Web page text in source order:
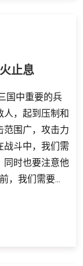
止息
国中重要的兵
，起到压制和
范围广，攻击力
战斗中，我们需
同时也要注意他
，我们需要...